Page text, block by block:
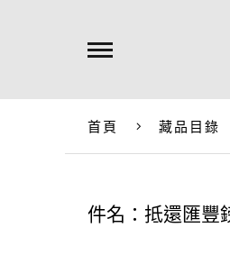
首頁 藏品目錄
件名：抵還匯豐